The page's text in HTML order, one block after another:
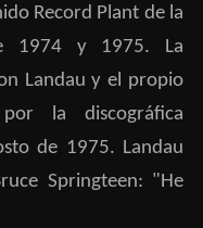
Record Plant de la
1974 y 1975. La
Landau y el propio
la discográfica
de 1975. Landau
Springteen: "He